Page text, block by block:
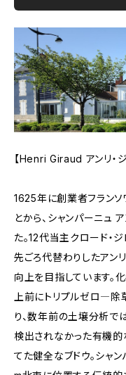
【Henri Giraud アンリ・
1625年に創業者フランソ
とから、シャンパーニュ
た。12代当主クロード・
先ごろ代替わりしたアン
向上を目指しています。
上前にトリプルゼロ―除
り、数年前の土壌分析で
検出されなかった有機的
てた健全なブドウ。シャ